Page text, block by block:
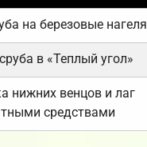
на березовые нагеля
в «Теплый угол»
нижних венцов и лаг
средствами